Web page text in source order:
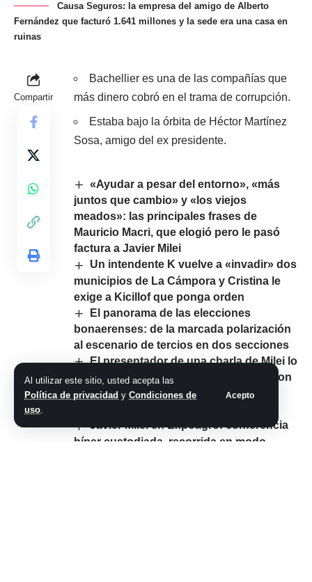
Al utilizar este sitio, usted acepta las
Política de privacidad y Condiciones de
uso.
Acepto
Causa Seguros: la empresa del amigo de Alberto
Fernández que facturó 1.641 millones y la sede era una casa en
ruinas
Compartir
Bachellier es una de las compañías que
más dinero cobró en el trama de corrupción.
Estaba bajo la órbita de Héctor Martínez
Sosa, amigo del ex presidente.
«Ayudar a pesar del entorno», «más
juntos que cambio» y «los viejos
meados»: las principales frases de
Mauricio Macri, que elogió pero le pasó
factura a Javier Milei
Un intendente K vuelve a «invadir» dos
municipios de La Cámpora y Cristina le
exige a Kicillof que ponga orden
El panorama de las elecciones
bonaerenses: de la marcada polarización
al escenario de tercios en dos secciones
El presentador de una charla de Milei lo
equiparó a Adam Smith: «No se casó con
ninguna mujer, se casó con las ideas,
Javier Milei en Expoagro: conferencia
híper custodiada, recorrida en modo